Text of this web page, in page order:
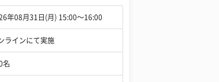
年08月31日(月) 15:00〜16:00
ラインにて実施
名